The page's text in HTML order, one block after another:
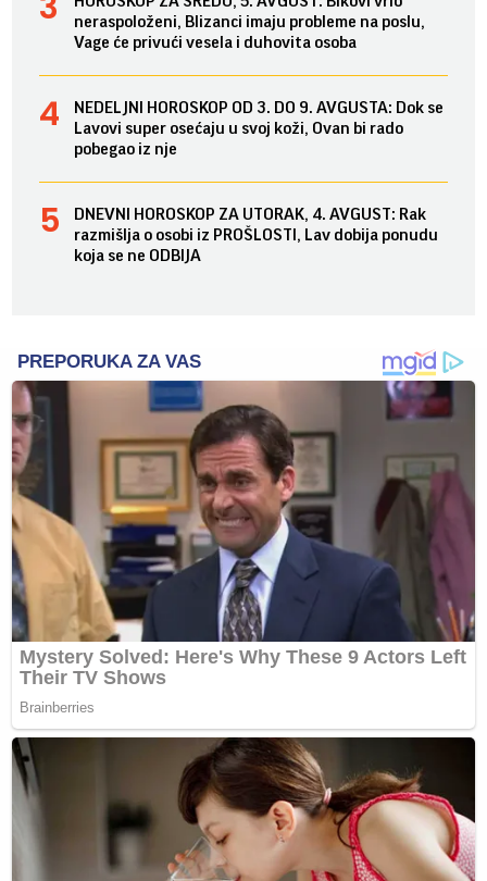
neraspoloženi, Blizanci imaju probleme na poslu,
Vage će privući vesela i duhovita osoba
NEDELJNI HOROSKOP OD 3. DO 9. AVGUSTA: Dok se
Lavovi super osećaju u svoj koži, Ovan bi rado
pobegao iz nje
DNEVNI HOROSKOP ZA UTORAK, 4. AVGUST: Rak
razmišlja o osobi iz PROŠLOSTI, Lav dobija ponudu
koja se ne ODBIJA